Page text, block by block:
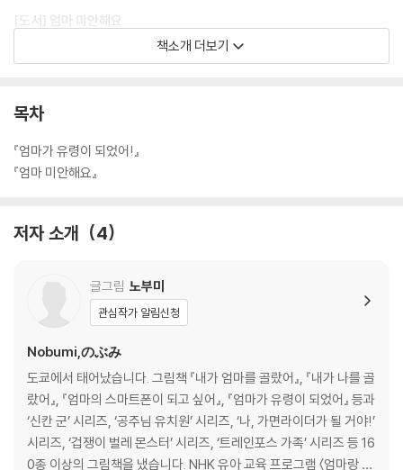
[도서] 엄마 미안해요
『고 녀석 맛있겠다』 『엄마가 정말 좋아요』 작가의 신간!
말썽꾸러기 아이가 전하는
네가 어떤 모습이어도 엄마는 너를 사랑해
“엄마… 착한 아이가 아니라서 미안해요.” 밥이 맛없다고 투정 부리고, 진
흙투성이 다리로 집 안을 뛰어다니고, 엄마의 소중한 가방에 낙서를 했던
야. “미안해”는 엄마가 할 말이란다.”
『엄마 미안해요』는 『엄마가 정말 좋아요』의 후속작으로, 미야니시 다쓰야
특유의 단순하고 강렬한 그림과 간결한 글로 말썽꾸러기이지만 여전히 사
랑스러운 아이의 모습과 그런 아이를 품어 주는 엄마 마음을 따듯하게 그
려낸 그림책입니다.
책소개 더보기
목차
『엄마가 유령이 되었어!』
『엄마 미안해요』
저자 소개 4
글그림 노부미
관심작가 알림신청
Nobumi,のぶみ
도쿄에서 태어났습니다. 그림책 『내가 엄마를 골랐어』, 『내가 나를 골
랐어』, 『엄마의 스마트폰이 되고 싶어』, 『엄마가 유령이 되었어』 등과
‘신칸 군’ 시리즈, ‘공주님 유치원’ 시리즈, ‘나, 가면라이더가 될 거야!’
시리즈, ‘겁쟁이 벌레 몬스터’ 시리즈, ‘트레인포스 가족’ 시리즈 등 16
0종 이상의 그림책을 냈습니다. NHK 유아 교육 프로그램 〈엄마랑 함